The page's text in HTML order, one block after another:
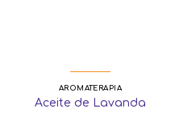
AROMATERAPIA
Aceite de Lavanda